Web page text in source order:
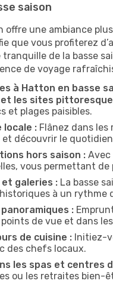
saison
offre une ambiance
que vous profiterez
tranquille de la basse
de voyage
à Hatton en basse
les sites
et plages paisibles.
locale : Flânez dans
et découvrir le
hors saison : Avec
vous permettant
galeries : La basse
à un rythme
:
de vue et dans
de cuisine : Initiez-
des chefs locaux.
les spas et centres
ou les retraites bien-